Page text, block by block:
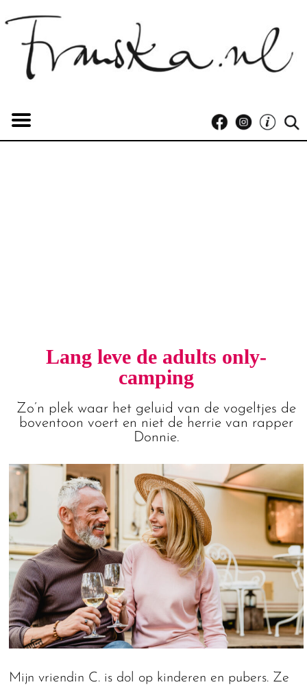
Lang leve de adults only-
camping
Zo’n plek waar het geluid van de vogeltjes de
boventoon voert en niet de herrie van rapper
Donnie.
Mijn vriendin C. is dol op kinderen en pubers. Ze